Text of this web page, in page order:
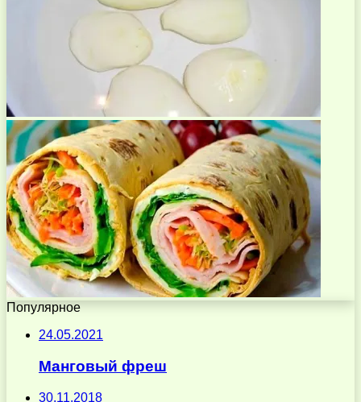
Популярное
24.05.2021
Манговый фреш
30.11.2018